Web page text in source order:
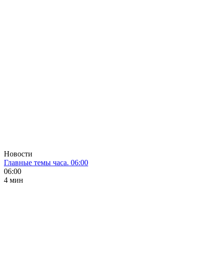
Новости
Главные темы часа. 06:00
06:00
4 мин